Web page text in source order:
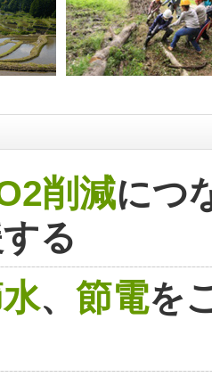
削減につ
る
、 節電を